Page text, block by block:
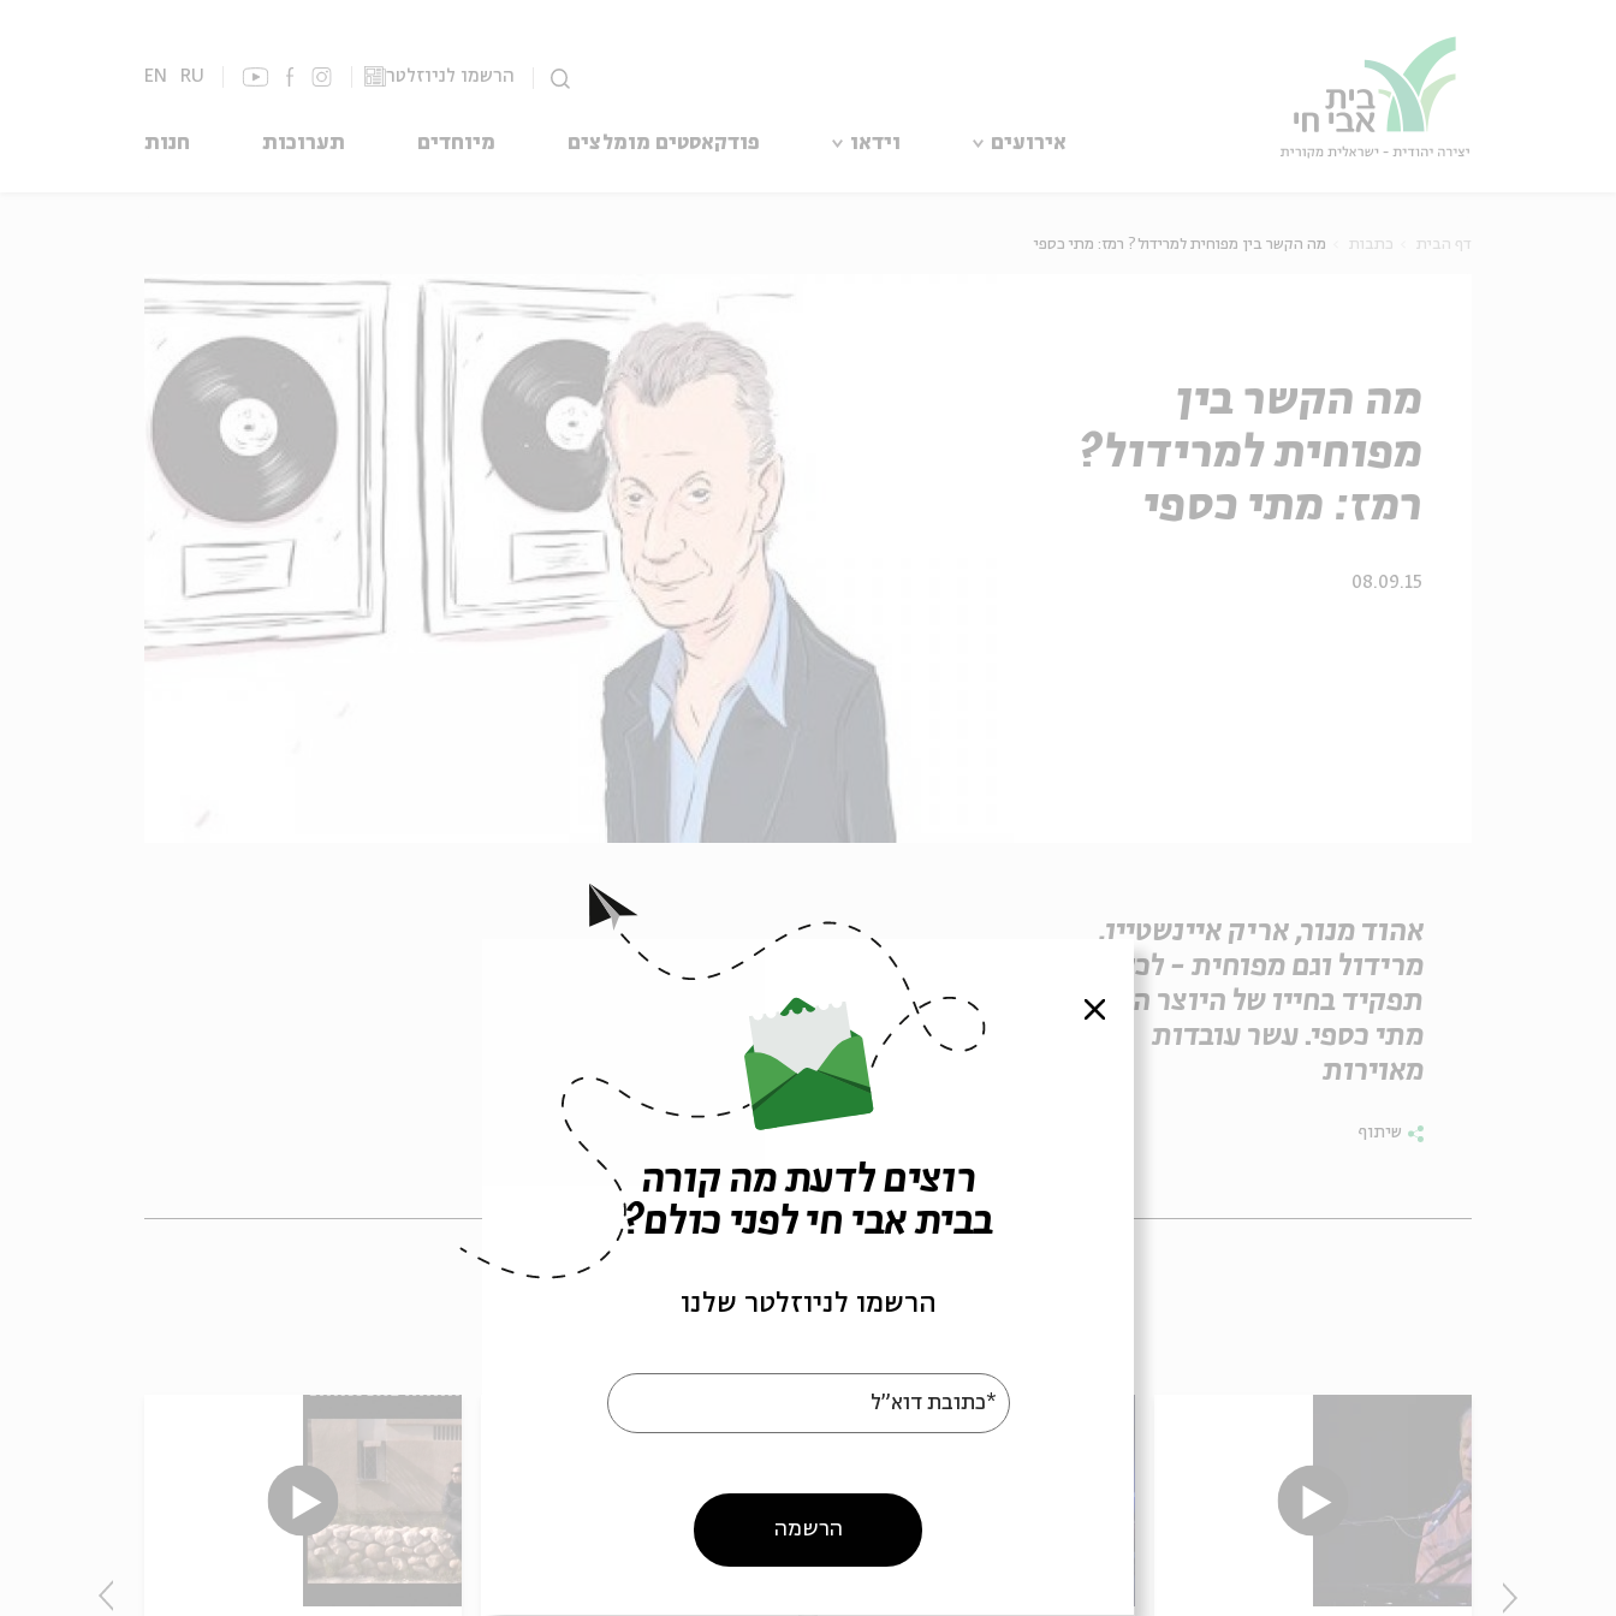
הרשמו לניוזלטר EN RU
אירועים וידאו פודקאסטים מומלצים מיוחדים תערוכות חנות
דף הבית כתבות מה הקשר בין מפוחית למרידול? רמז: מתי כספי
מה הקשר בין
מפוחית למרידול?
רמז: מתי כספי
08.09.15
אהוד מנור, אריק איינשטיין,
מרידול וגם מפוחית - לכלום
תפקיד בחייו של היוצר הענק
מתי כספי. עשר עובדות
מאוירות
שיתוף
מוסיקה ישראלית גיבורי תרבות גיבורי תרבות ישראלים
סגור
רוצים לדעת מה קורה
בבית אבי חי לפני כולם?
הרשמו לניוזלטר שלנו
*כתובת דוא"ל
הרשמה